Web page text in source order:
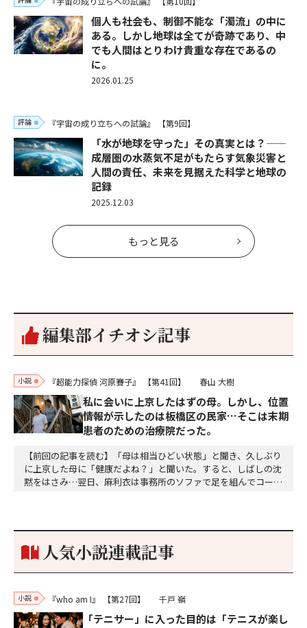
個人も社会も、制御不能な「濁流」の中に
ある。しかし地球は全てが奇跡であり、中
でも人間はとりわけ貴重な存在であるの
に。
2026.01.25
評論 『宇宙の成り立ちへの試論』 【第9回】
「水が地球を守った」その真実とは？——
成層圏の水蒸気不足がもたらす気象災害と
人間の責任、未来を見据えた科学と地球の
記録
2025.12.03
もっと見る
編集部イチオシ記事
小説 『超能力探偵 河原賽子』 【第41回】 春山 大樹
私に会いに上京したはずの母。しかし、位置
情報が示したのは板橋区の民家…そこは末期
患者のための治療院だった。
【前回の記事を読む】「母は相当ひどい状態」と聞き、久しぶり
に上京した母に「健康だよね？」と聞いた。すると、しばしの沈
黙をはさみ…翌日、麻利衣は事務所のソファで足を組んでコーヒ
個のサイコロが握られていた。「やはり私はあなたの超…
人気小説連載記事
小説 『who am I』 【第27回】 千戸 嶺
「テニサー」に入った目的は「テニスが楽し